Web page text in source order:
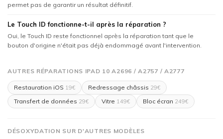
permet pas de garantir un résultat définitif.
Le Touch ID fonctionne-t-il après la réparation ?
Oui, le Touch ID reste fonctionnel après la réparation tant que le
bouton d'origine n'était pas déjà endommagé avant l'intervention.
AUTRES RÉPARATIONS IPAD 10 A2696 / A2757 / A2777
Restauration iOS 19€ Redressage châssis 29€
Transfert de données 29€ Vitre 149€ Bloc écran 249€
DÉSOXYDATION SUR D'AUTRES MODÈLES